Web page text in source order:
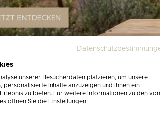
AUF LAGER
unserer Besucherdaten platzieren, um unsere
personalisierte Inhalte anzuzeigen und Ihnen ein
zu bieten. Für weitere Informationen zu den von
öffnen Sie die Einstellungen.